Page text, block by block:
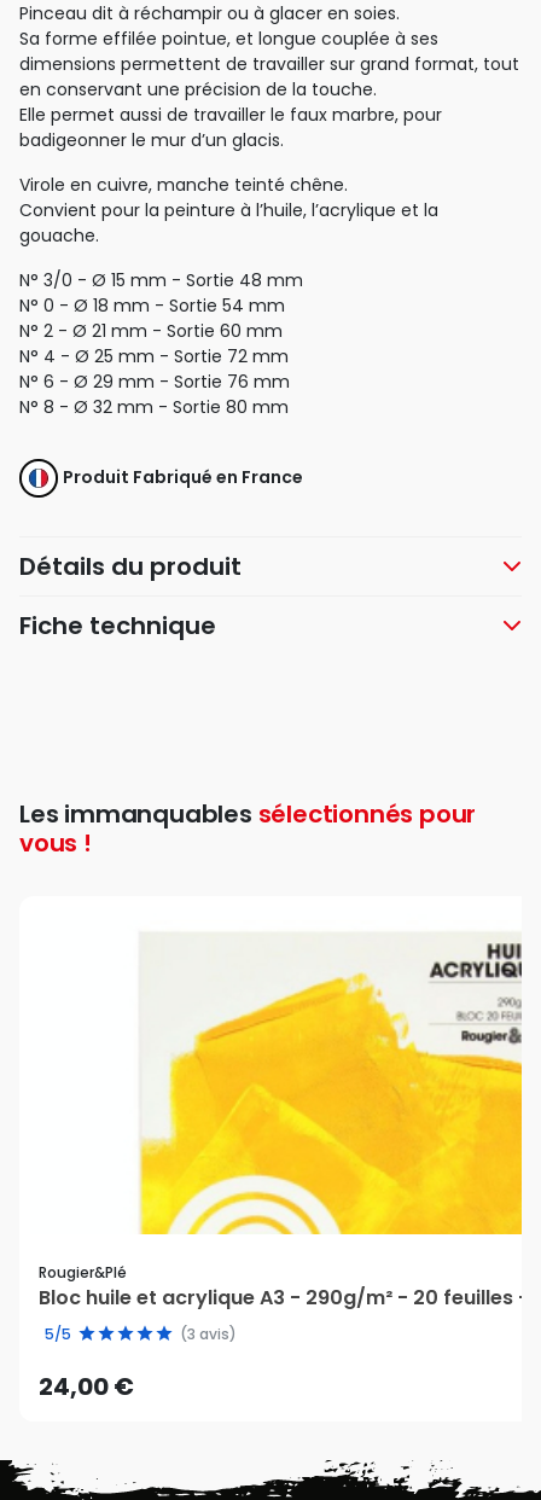
Pinceau dit à réchampir ou à glacer en soies.
Sa forme effilée pointue, et longue couplée à ses
dimensions permettent de travailler sur grand format, tout
en conservant une précision de la touche.
Elle permet aussi de travailler le faux marbre, pour
badigeonner le mur d’un glacis.
Virole en cuivre, manche teinté chêne.
Convient pour la peinture à l’huile, l’acrylique et la
gouache.
N° 3/0 - Ø 15 mm - Sortie 48 mm
N° 0 - Ø 18 mm - Sortie 54 mm
N° 2 - Ø 21 mm - Sortie 60 mm
N° 4 - Ø 25 mm - Sortie 72 mm
N° 6 - Ø 29 mm - Sortie 76 mm
N° 8 - Ø 32 mm - Sortie 80 mm
Produit Fabriqué en France
Détails du produit
Fiche technique
Les immanquables sélectionnés pour
vous !
Rougier&plé
Bloc huile et acrylique A3 - 290g/m² - 20 feuilles -
5/5 (3 avis)
24,00 €